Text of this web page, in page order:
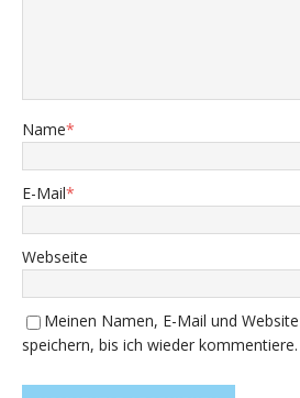
Name*
E-Mail*
Webseite
Meinen Namen, E-Mail und
speichern, bis ich wieder kommentiere.